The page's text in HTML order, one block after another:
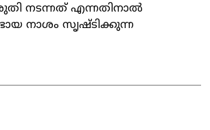
നടന്നത് എന്നതിനാല്‍
നാശം സൃഷ്ടിക്കുന്ന